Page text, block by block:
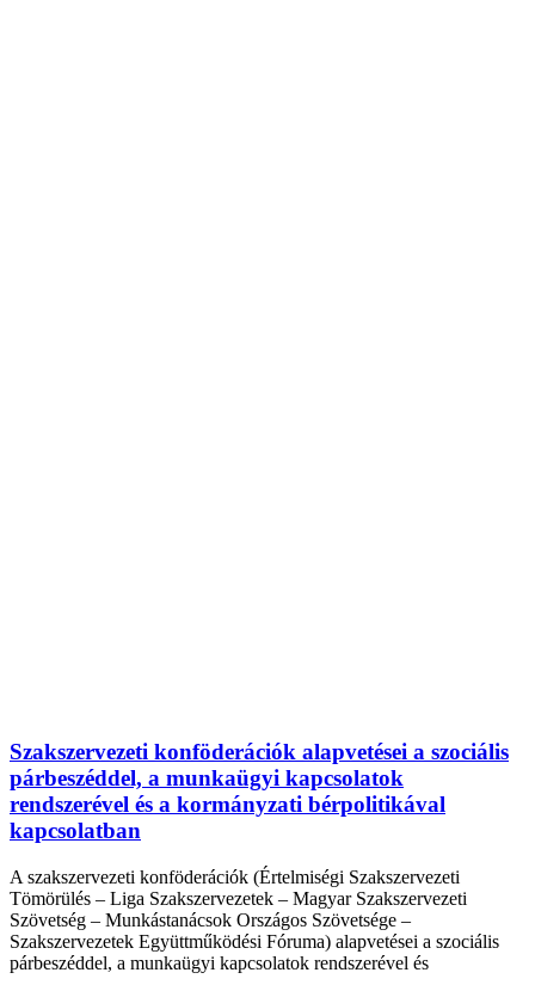
Szakszervezeti konföderációk alapvetései a szociális
párbeszéddel, a munkaügyi kapcsolatok
rendszerével és a kormányzati bérpolitikával
kapcsolatban
A szakszervezeti konföderációk (Értelmiségi Szakszervezeti
Tömörülés – Liga Szakszervezetek – Magyar Szakszervezeti
Szövetség – Munkástanácsok Országos Szövetsége –
Szakszervezetek Együttműködési Fóruma) alapvetései a szociális
párbeszéddel, a munkaügyi kapcsolatok rendszerével és